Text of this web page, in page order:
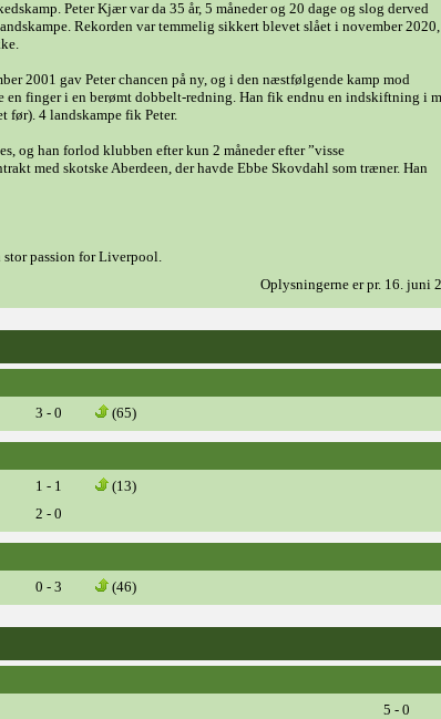
Peter Kjær var da 35 år, 5 måneder og 20 dage og slog derved
Rekorden var temmelig sikkert blevet slået i november
2001 gav Peter chancen på ny, og i den næstfølgende kamp mod
finger i en berømt dobbelt-redning. Han fik endnu en indskiftning i
før). 4 landskampe fik Peter.
og han forlod klubben efter kun 2 måneder efter ”visse
med skotske Aberdeen, der havde Ebbe Skovdahl som træner. Han
stor passion for Liverpool.
Oplysningerne er pr. 16. juni
3 - 0 (65)
1 - 1
(13)
2 - 0
0 - 3 (46)
5 - 0